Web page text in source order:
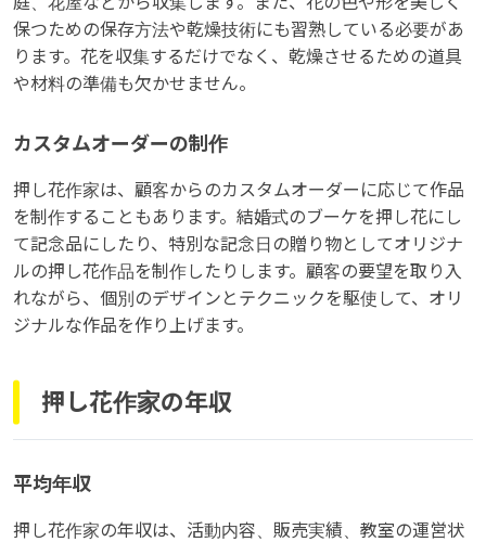
保つための保存方法や乾燥技術にも習熟している必要があ
ります。花を収集するだけでなく、乾燥させるための道具
や材料の準備も欠かせません。
カスタムオーダーの制作
押し花作家は、顧客からのカスタムオーダーに応じて作品
を制作することもあります。結婚式のブーケを押し花にし
て記念品にしたり、特別な記念日の贈り物としてオリジナ
ルの押し花作品を制作したりします。顧客の要望を取り入
れながら、個別のデザインとテクニックを駆使して、オリ
ジナルな作品を作り上げます。
押し花作家の年収
平均年収
押し花作家の年収は、活動内容、販売実績、教室の運営状